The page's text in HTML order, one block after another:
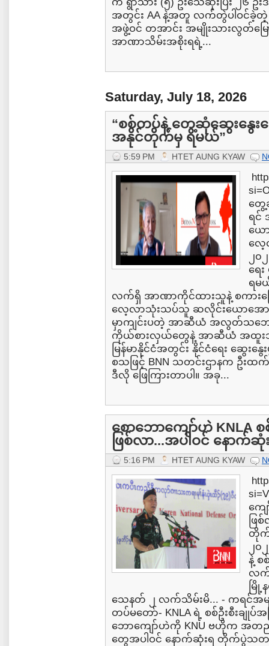
အတွင်း AA နဲ့အတူ လက်တွဲပါဝင်ခဲ့တဲ့
အဖွဲ့ဝင် တအာင်း အမျိုးသားလွတ်မြ
အာဏာသိမ်းအစိုးရရဲ့...
Saturday, July 18, 2026
“စစ်တပ်နဲ့ တွေ့ဆုံဆွေးနွေး
အနိုင်တိုက်မှ ရမယ်”
5:59 PM HTET AUNG KYAW
တွေ့
ရင်
ယေ
လေ့
၂၀
ရေ
ရမ
လက်ရှိ အာဏာကိုင်ထားသူနဲ့ စကားပြ
လေ့လာသုံးသပ်သူ ဆလိုင်းယောအော
မှာကျင်းပတဲ့ အာဆီယံ အလွတ်သဘောဆွ
ကိုယ်စားလှယ်တွေနဲ့ အာဆီယံ အထူးသံ
မြန်မာနိုင်ငံအတွင်း နိုင်ငံရေး ဆွေးနွ
စသဖြင့် BNN သတင်းဌာနက ဦးထက်
ဒီလို ဖြေကြားတာပါ။ အခု...
စောဘောကျော်ဟဲ KNLA စ
ဖြစ်လာ...အပါဝင် နောက်
5:16 PM HTET AUNG KYAW
ကျေ
ဖြ
တိုက်
၂၀
နဲ့ စ
လက်
မြို့
သေနတ် ၂ လက်သိမ်းမိ... - ကရင်အမ
တပ်မတော်- KNLA ရဲ့ စစ်ဦးစီးချုပ်
ဘောကျော်ဟဲကို KNU ဗဟိုက အတ
တွေအပါဝင် နောက်ဆုံးရ တိုက်ပွဲသတ